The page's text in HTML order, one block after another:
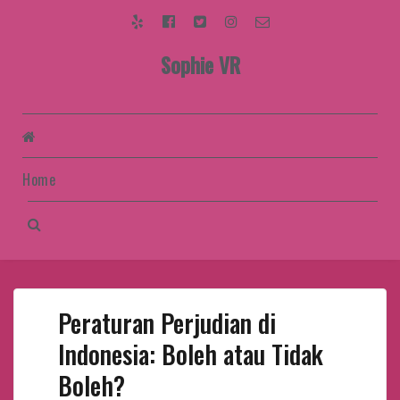
Yelp FacebookTwitterInstagram
Sophie VR
Home
Peraturan Perjudian di
Indonesia: Boleh atau Tidak
Boleh?